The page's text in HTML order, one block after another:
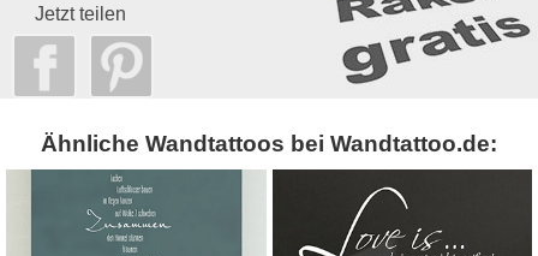
Jetzt teilen
Ähnliche Wandtattoos bei Wandtattoo.de: